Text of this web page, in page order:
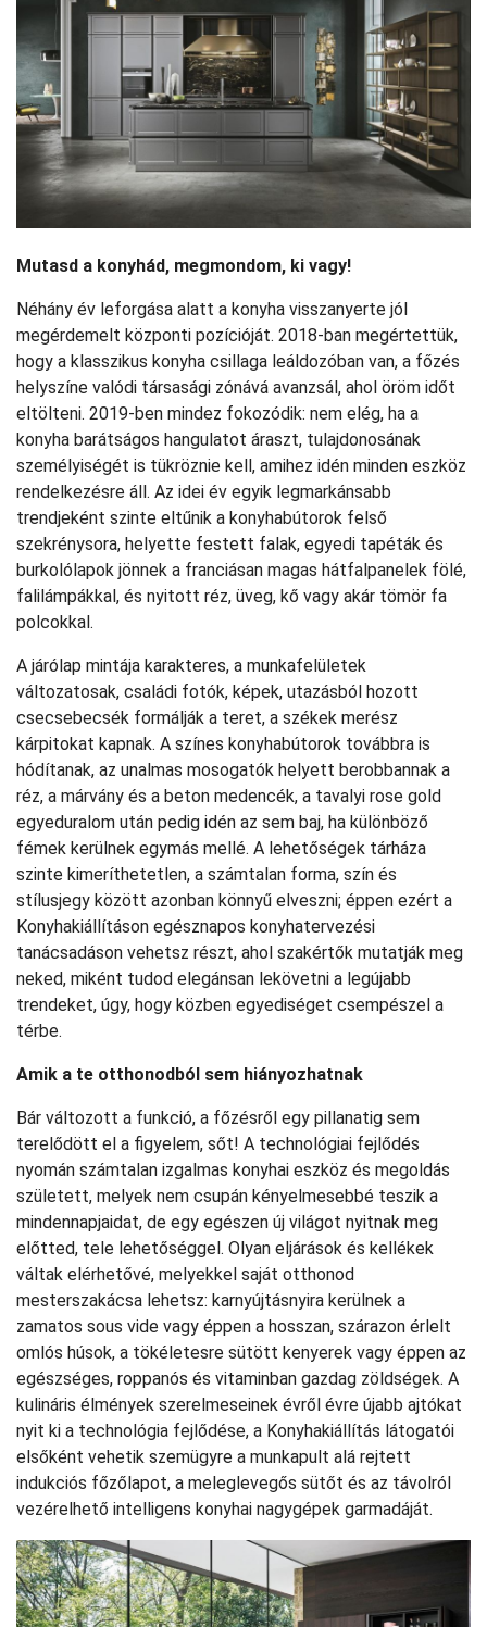
Mutasd a konyhád, megmondom, ki vagy!
Néhány év leforgása alatt a konyha visszanyerte jól
megérdemelt központi pozícióját. 2018-ban megértettük,
hogy a klasszikus konyha csillaga leáldozóban van, a főzés
helyszíne valódi társasági zónává avanzsál, ahol öröm időt
eltölteni. 2019-ben mindez fokozódik: nem elég, ha a
konyha barátságos hangulatot áraszt, tulajdonosának
személyiségét is tükröznie kell, amihez idén minden eszköz
rendelkezésre áll. Az idei év egyik legmarkánsabb
trendjeként szinte eltűnik a konyhabútorok felső
szekrénysora, helyette festett falak, egyedi tapéták és
burkolólapok jönnek a franciásan magas hátfalpanelek fölé,
falilámpákkal, és nyitott réz, üveg, kő vagy akár tömör fa
polcokkal.
A járólap mintája karakteres, a munkafelületek
változatosak, családi fotók, képek, utazásból hozott
csecsebecsék formálják a teret, a székek merész
kárpitokat kapnak. A színes konyhabútorok továbbra is
hódítanak, az unalmas mosogatók helyett berobbannak a
réz, a márvány és a beton medencék, a tavalyi rose gold
egyeduralom után pedig idén az sem baj, ha különböző
fémek kerülnek egymás mellé. A lehetőségek tárháza
szinte kimeríthetetlen, a számtalan forma, szín és
stílusjegy között azonban könnyű elveszni; éppen ezért a
Konyhakiállításon egésznapos konyhatervezési
tanácsadáson vehetsz részt, ahol szakértők mutatják meg
neked, miként tudod elegánsan lekövetni a legújabb
trendeket, úgy, hogy közben egyediséget csempészel a
térbe.
Amik a te otthonodból sem hiányozhatnak
Bár változott a funkció, a főzésről egy pillanatig sem
terelődött el a figyelem, sőt! A technológiai fejlődés
nyomán számtalan izgalmas konyhai eszköz és megoldás
született, melyek nem csupán kényelmesebbé teszik a
mindennapjaidat, de egy egészen új világot nyitnak meg
előtted, tele lehetőséggel. Olyan eljárások és kellékek
váltak elérhetővé, melyekkel saját otthonod
mesterszakácsa lehetsz: karnyújtásnyira kerülnek a
zamatos sous vide vagy éppen a hosszan, szárazon érlelt
omlós húsok, a tökéletesre sütött kenyerek vagy éppen az
egészséges, roppanós és vitaminban gazdag zöldségek. A
kulináris élmények szerelmeseinek évről évre újabb ajtókat
nyit ki a technológia fejlődése, a Konyhakiállítás látogatói
elsőként vehetik szemügyre a munkapult alá rejtett
indukciós főzőlapot, a meleglevegős sütőt és az távolról
vezérelhető intelligens konyhai nagygépek garmadáját.